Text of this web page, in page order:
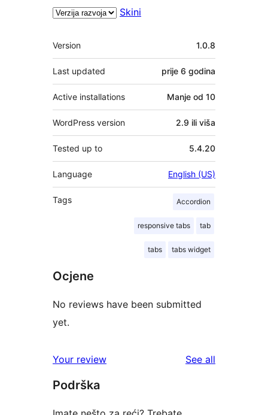
Skini
Meta
Version 1.0.8
Last updated prije 6 godina
Active installations Manje od 10
WordPress version 2.9 ili viša
Tested up to 5.4.20
Language English (US)
Tags Accordion
responsive tabs tab
tabs tabs widget
Ocjene
No reviews have been submitted
yet.
Your review See all
Podrška